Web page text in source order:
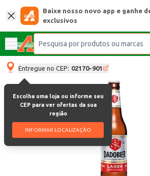
Baixe nosso novo app e ganhe
exclusivos
Entregue no CEP: 02170-901
Escolha uma loja ou informe seu
CEP para ver ofertas da sua
região
INFORMAR LOCALIZAÇÃO